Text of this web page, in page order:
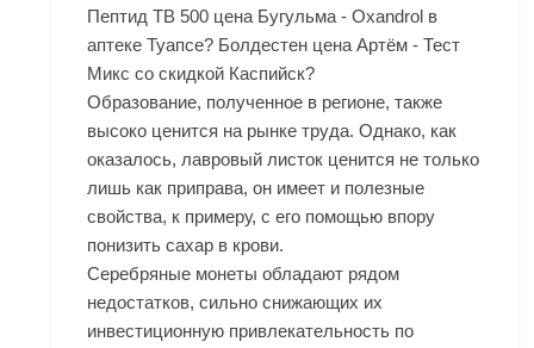
Пептид TB 500 цена Бугульма - Oxandrol в
аптеке Туапсе? Болдестен цена Артём - Тест
Микс со скидкой Каспийск?
Образование, полученное в регионе, также
высоко ценится на рынке труда. Однако, как
оказалось, лавровый листок ценится не только
лишь как приправа, он имеет и полезные
свойства, к примеру, с его помощью впору
понизить сахар в крови.
Серебряные монеты обладают рядом
недостатков, сильно снижающих их
инвестиционную привлекательность по